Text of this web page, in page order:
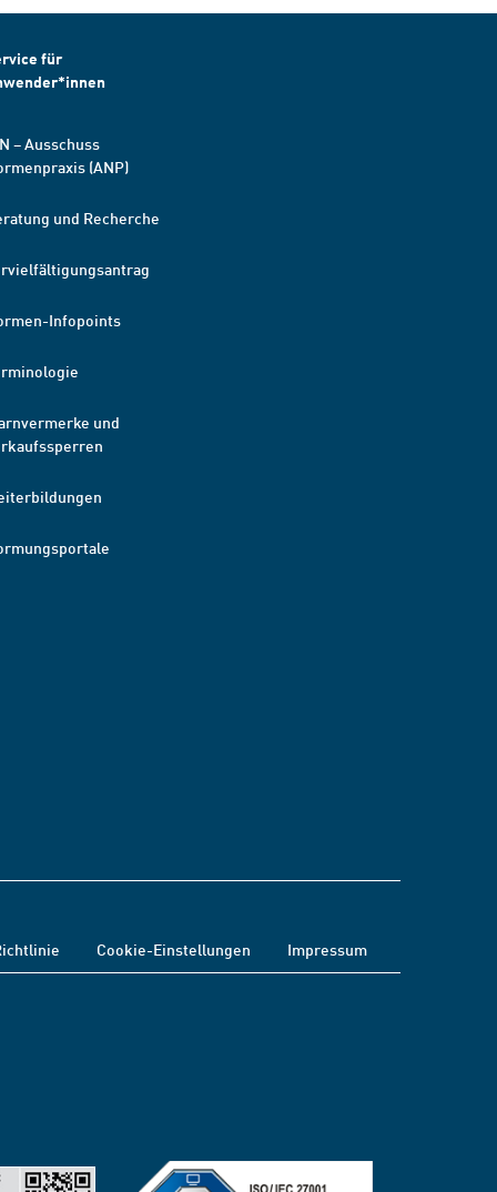
für
– Ausschuss
(ANP)
und Recherche
Infopoints
und
Cookie-Einstellungen Impressum